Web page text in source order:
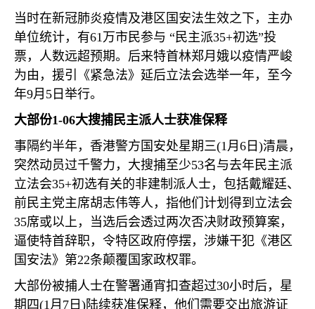
当时在新冠肺炎疫情及港区国安法生效之下，主办
单位统计，有61万市民参与 “民主派35+初选”投
票，人数远超预期。后来特首林郑月娥以疫情严峻
为由，援引《紧急法》延后立法会选举一年，至今
年9月 5 日举行。
大部份1-06大搜捕民主派人士获准保释
事隔约半年，香港警方国安处星期三(1月 6 日 )清晨，
突然动员过千警力，大搜捕至少53名与去年民主派
立法会35+初选有关的非建制派人士，包括戴耀廷、
前民主党主席胡志伟等人，指他们计划得到立法会
35席或以上，当选后会透过两次否决财政预算案，
逼使特首辞职，令特区政府停摆，涉嫌干犯《港区
国安法》第22条颠覆国家政权罪。
大部份被捕人士在警署通宵扣查超过30小时后，星
期四(1月 7 日 )陆续获准保释，他们需要交出旅游证